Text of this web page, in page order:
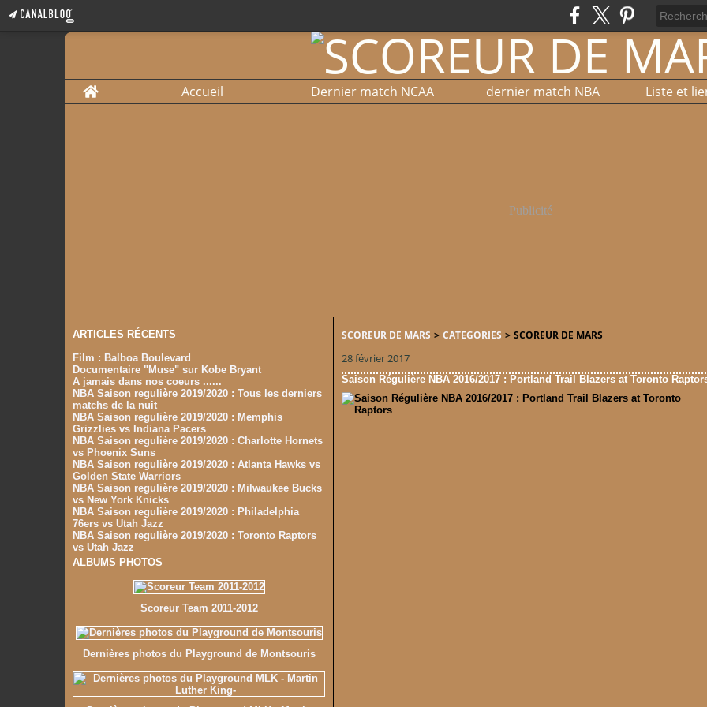
Home Accueil Dernier match NCAA dernier match NBA
Publicité
ARTICLES RÉCENTS
Film : Balboa Boulevard
Documentaire "Muse" sur Kobe Bryant
A jamais dans nos coeurs ......
NBA Saison regulière 2019/2020 : Tous les derniers
matchs de la nuit
NBA Saison regulière 2019/2020 : Memphis
Grizzlies vs Indiana Pacers
NBA Saison regulière 2019/2020 : Charlotte Hornets
vs Phoenix Suns
NBA Saison regulière 2019/2020 : Atlanta Hawks vs
Golden State Warriors
NBA Saison regulière 2019/2020 : Milwaukee Bucks
vs New York Knicks
NBA Saison regulière 2019/2020 : Philadelphia
76ers vs Utah Jazz
NBA Saison regulière 2019/2020 : Toronto Raptors
vs Utah Jazz
ALBUMS PHOTOS
Scoreur Team 2011-2012
Dernières photos du Playground de Montsouris
SCOREUR DE MARS > CATEGORIES > SCOREUR DE MARS
28 février 2017
Saison Régulière NBA 2016/2017 : Portland Trail Blazers at Toronto